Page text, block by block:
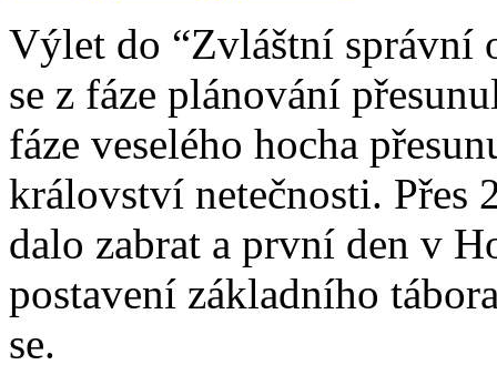
Výlet do “Zvláštní správní
se z fáze plánování
fáze veselého hocha
království netečnosti. Přes
dalo zabrat a první den v
postavení základního
se.